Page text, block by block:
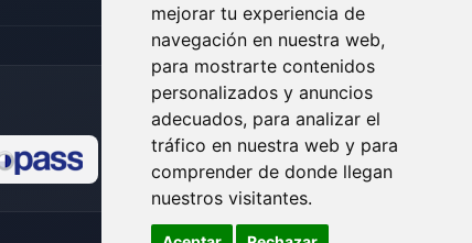
mejorar tu experiencia de
navegación en nuestra web,
para mostrarte contenidos
personalizados y anuncios
adecuados, para analizar el
tráfico en nuestra web y para
comprender de donde llegan
nuestros visitantes.